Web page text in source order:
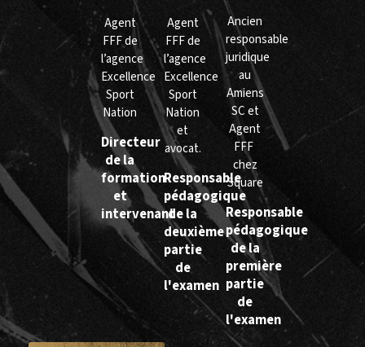
Agent
FFF de
l’agence
Excellence
Sport
Nation
Directeur
de la
formation
et
intervenant
Agent
FFF de
l’agence
Excellence
Sport
Nation
et
avocat.
Responsable
pédagogique
de la
deuxième
partie
de
l'examen
Ancien
responsable
juridique
au
Amiens
SC et
Agent
FFF
chez
Square
Responsable
pédagogique
de la
première
partie
de
l'examen